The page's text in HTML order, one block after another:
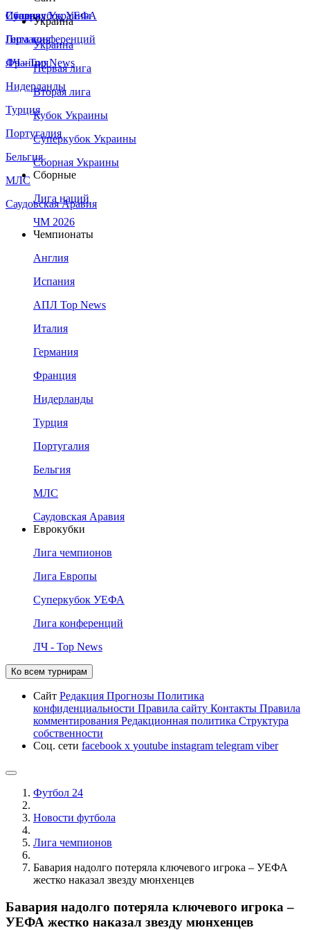
Сборная Украины
Италия
Германия
Франция
Нидерланды
Турция
Португалия
Бельгия
МЛС
Саудовская Аравия
Суперкубок УЕФА
Лига конференций
ЛЧ - Top News
Украина
Украина
Первая лига
Вторая лига
Кубок Украины
Суперкубок Украины
Сборная Украины
Сборные
Лига наций
ЧМ 2026
Чемпионаты
Англия
Испания
АПЛ Top News
Италия
Германия
Франция
Нидерланды
Турция
Португалия
Бельгия
МЛС
Саудовская Аравия
Еврокубки
Лига чемпионов
Лига Европы
Суперкубок УЕФА
Лига конференций
ЛЧ - Top News
Ко всем турнирам
Сайт Редакция Прогнозы Политика
конфиденциальности Правила сайту Контакты Правила
комментирования Редакционная политика Структура
собственности
Соц. сети facebook x youtube instagram telegram viber
Футбол 24
Новости футбола
Лига чемпионов
Бавария надолго потеряла ключевого игрока – УЕФА
жестко наказал звезду мюнхенцев
Бавария надолго потеряла ключевого игрока –
УЕФА жестко наказал звезду мюнхенцев